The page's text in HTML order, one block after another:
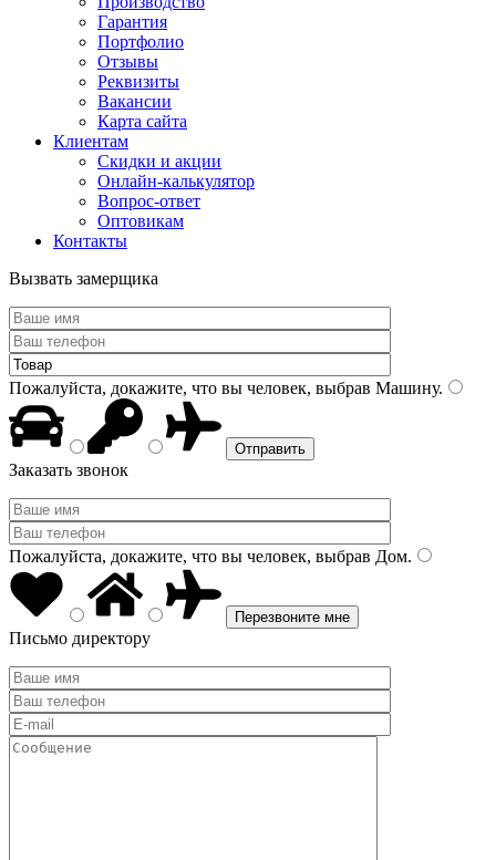
Гарантия
Портфолио
Отзывы
Реквизиты
Вакансии
Карта сайта
Клиентам
Скидки и акции
Онлайн-калькулятор
Вопрос-ответ
Оптовикам
Контакты
Вызвать замерщика
Пожалуйста, докажите, что вы человек, выбрав Машину.
Заказать звонок
Пожалуйста, докажите, что вы человек, выбрав Дом.
Письмо директору